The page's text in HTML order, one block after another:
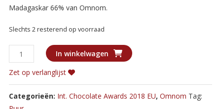
5
opklant
Madagaskar 66% van Omnom.
Slechts 2 resterend op voorraad
Omnom
Madagaskar
aantal
In winkelwagen
Zet op verlanglijst
Categorieën: Int. Chocolate Awards 2018 EU, Omnom Tag: